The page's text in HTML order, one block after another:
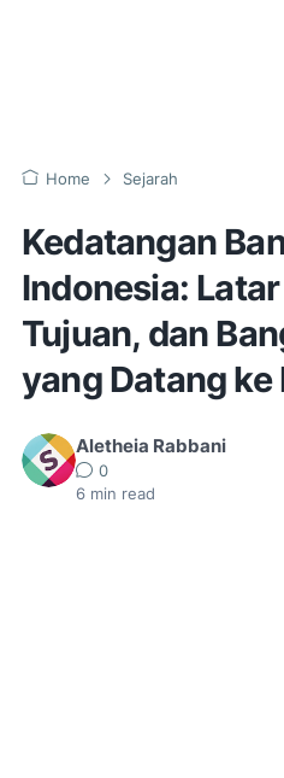
Home Sejarah
Kedatangan
Indonesia:
Tujuan, dan
yang Datang ke
Aletheia Rabbani
0
6 min read